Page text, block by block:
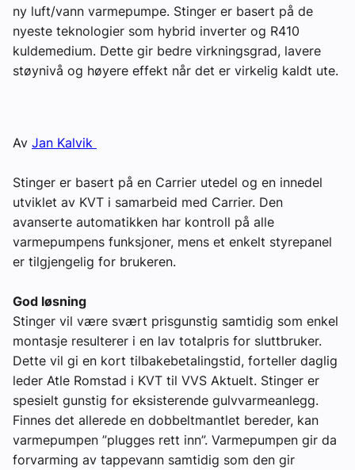
Aktuelle prosjekter
Om VVS Aktuelt
Kontakt oss
Tips oss
ny luft/vann varmepumpe. Stinger er basert på de
nyeste teknologier som hybrid inverter og R410
kuldemedium. Dette gir bedre virkningsgrad, lavere
støynivå og høyere effekt når det er virkelig kaldt ute.
Av Jan Kalvik
Stinger er basert på en Carrier utedel og en innedel
utviklet av KVT i samarbeid med Carrier. Den
avanserte automatikken har kontroll på alle
varmepumpens funksjoner, mens et enkelt styrepanel
er tilgjengelig for brukeren.
God løsning
Stinger vil være svært prisgunstig samtidig som enkel
montasje resulterer i en lav totalpris for sluttbruker.
Dette vil gi en kort tilbakebetalingstid, forteller daglig
leder Atle Romstad i KVT til VVS Aktuelt. Stinger er
spesielt gunstig for eksisterende gulvvarmeanlegg.
Finnes det allerede en dobbeltmantlet bereder, kan
varmepumpen ”plugges rett inn”. Varmepumpen gir da
forvarming av tappevann samtidig som den gir